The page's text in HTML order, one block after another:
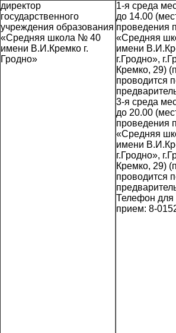
директор
государственного
учреждения образования
«Средняя школа № 40
имени В.И.Кремко г.
Гродно»
1-я среда
до 14.00
проведения
«Средняя
имени
г.Гродно»,
Кремко, 29)
проводится
3-я среда
до 20.00
проведения
«Средняя
имени
г.Гродно»,
Кремко, 29)
проводится
Телефон для
прием: 8-